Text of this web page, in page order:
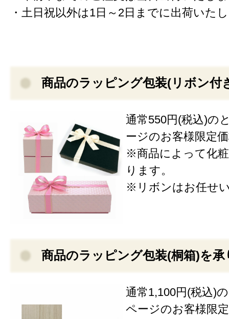
・土日祝以外は1日～2日までに出荷いた
商品のラッピング包装(リボン付
通常550円(税込)の
ージのお客様限定
※商品によって化
ります。
※リボンはお任せ
商品のラッピング包装(桐箱)を承
通常1,100円(税込)
ページのお客様限